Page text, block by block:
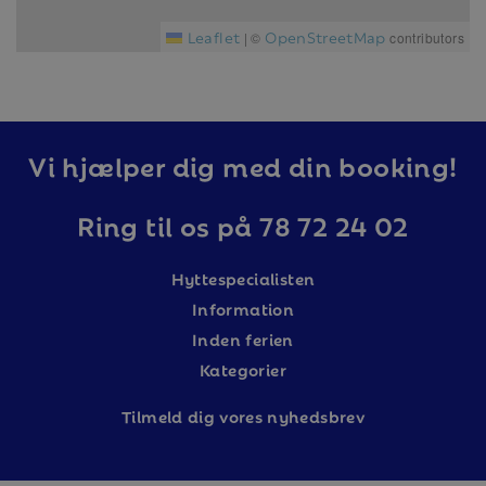
Leaflet | © OpenStreetMap contributors
Vi hjælper dig med din booking!
Ring til os på 78 72 24 02
Hyttespecialisten
Information
Inden ferien
Kategorier
Tilmeld dig vores nyhedsbrev